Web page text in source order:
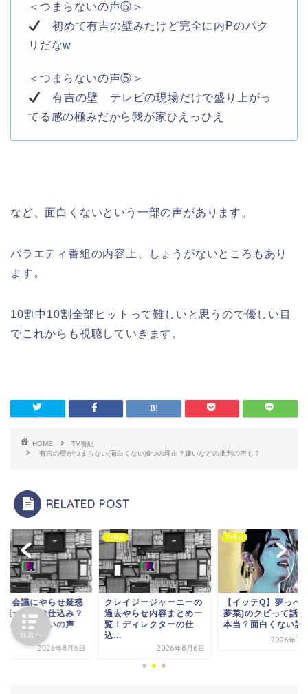
＜つまらないの声⑤＞
初めて有吉の壁みたけど完全に 内Pのパク
リ だなw
＜つまらないの声⑤＞
有吉の壁 テレビの現場だけで盛り上がっ
てる感の極みだから我が家ひえっひえ
など、面白くないという一部の声があります。
バラエティ番組の内容上、しょうがないところもあり
ます。
10割中10割全部ヒットって難しいと思うので優しい目
でこれからも視聴していきます。
HOME
TV番組
有吉の壁がつまらない(面白くない)6つの理由？嫌いなどの批判の声も？
RELATED POST
イジージャーニーの
やらせ内容まとめ一
ディレクターの仕
2026年8月6日
TV番組
【イッテQ】夢っぺ(箭内
夢菜)のクビって話題は
本当？面白くない説や...
TV番組
マツコ会議にやらせ
で出演一般人は仕込
つまらないや嫌いの
目次へ